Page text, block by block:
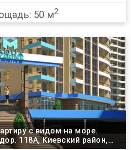
50 м2
с видом на море.
118А, Киевский район,